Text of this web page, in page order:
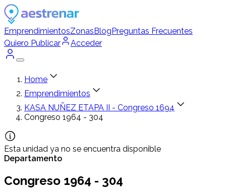
EmprendimientosZonasBlogPreguntas Frecuentes
Quiero Publicar
Acceder
Home
Emprendimientos
KASA NUÑEZ ETAPA II - Congreso 1694
Congreso 1964 - 304
Esta unidad ya no se encuentra disponible
Departamento
Congreso 1964 - 304